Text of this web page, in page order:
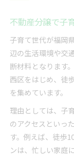
不動産分譲で子
子育て世代が福岡
辺の生活環境や交
断材料となります
西区をはじめ、徒
を集めています。
理由としては、子
のアクセスといっ
す。例えば、徒歩
ンは、忙しい家庭